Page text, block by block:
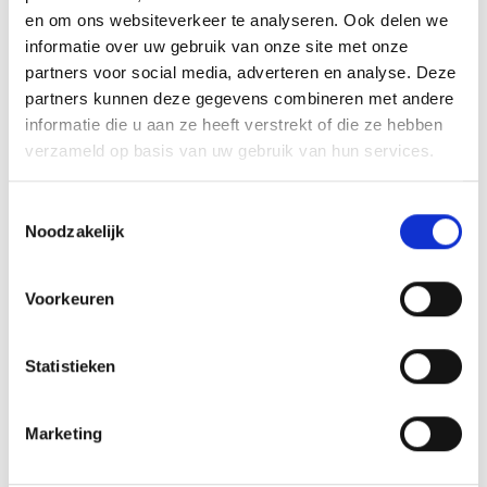
en om ons websiteverkeer te analyseren. Ook delen we
informatie over uw gebruik van onze site met onze
partners voor social media, adverteren en analyse. Deze
partners kunnen deze gegevens combineren met andere
informatie die u aan ze heeft verstrekt of die ze hebben
verzameld op basis van uw gebruik van hun services.
Noodzakelijk
Voorkeuren
Statistieken
Marketing
Kofferbakmarkt Duindorp Schoorl
Auf dem Flohmarkt verkaufen Privatpersonen ihre
Gebrauchtwaren direkt aus ihren Autos und
Transportern. Die Artikel werden auf Decken oder
mitgebrachten Tischen präsentiert. Neben
angebautes Gemüse, Obst, Gartenpflanzen und
Werkzeug, Spielzeug, Küchenutensilien, Fahrräder,
natürlich Kleidung. Der Flohmarkt fördert die
Kreislaufwirtschaft, in der gute Produkte nicht
weggeworfen, sondern durch Weiterverkauf und
Von 8 Aug 2026 bis 26 Sep 2026